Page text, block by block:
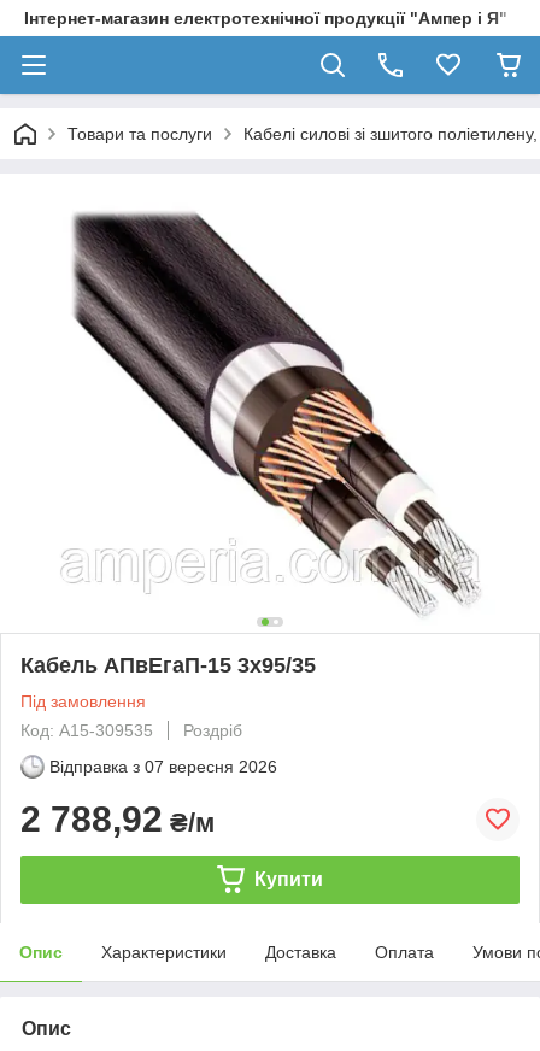
Інтернет-магазин електротехнічної продукції "Ампер і Я"
Товари та послуги Кабелі силові зі зшитого
Кабель АПвЕгаП‑15 3х95/35
Під замовлення
Код: А15-309535
Роздріб
Відправка з 07 вересня 2026
2 788,92 ₴/м
Купити
Опис Характеристики Доставка Оплата Умови
Опис